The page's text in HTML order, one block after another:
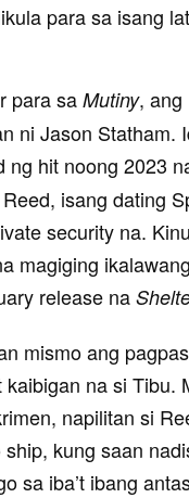
para sa isang
para sa Mutiny, ang
ni Jason Statham.
hit noong 2023
isang dating
security na.
magiging
release na
mismo ang
na si Tibu.
napilitan si
kung saan
sa iba’t ibang